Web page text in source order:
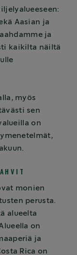
Aasian ja
ja
kaikilta näiltä
myös
sen
on
monien
perusta.
alueelta
on
ja
Rica on